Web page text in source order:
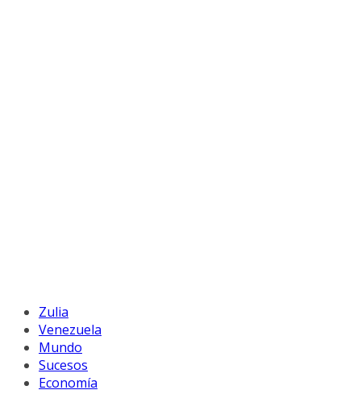
Zulia
Venezuela
Mundo
Sucesos
Economía